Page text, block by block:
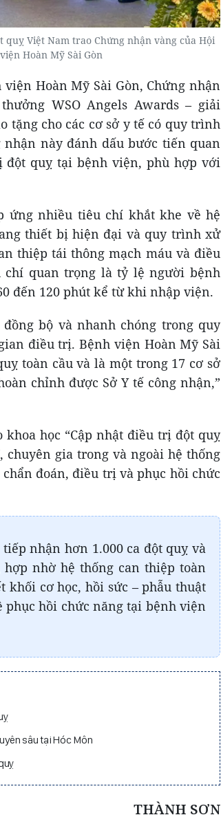
quỵ Việt Nam trao Chứng nhận vàng của Hội
Hoàn Mỹ Sài Gòn
Hoàn Mỹ Sài Gòn, Chứng nhận
WSO Angels Awards – giải
cho các cơ sở y tế có quy trình
này đánh dấu bước tiến quan
quỵ tại bệnh viện, phù hợp với
ứng nhiều tiêu chí khắt khe về hệ
thiết bị hiện đại và quy trình xử
thiệp tái thông mạch máu và điều
quan trọng là tỷ lệ người bệnh
đến 120 phút kể từ khi nhập viện.
bộ và nhanh chóng trong quy
điều trị. Bệnh viện Hoàn Mỹ Sài
toàn cầu và là một trong 17 cơ sở
chỉnh được Sở Y tế công nhận,”
học “Cập nhật điều trị đột quỵ
chuyên gia trong và ngoài hệ thống
đoán, điều trị và phục hồi chức
nhận hơn 1.000 ca đột quỵ và
nhờ hệ thống can thiệp toàn
khối cơ học, hồi sức – phẫu thuật
hồi chức năng tại bệnh viện
sâu tại Hóc Môn
THÀNH SƠN